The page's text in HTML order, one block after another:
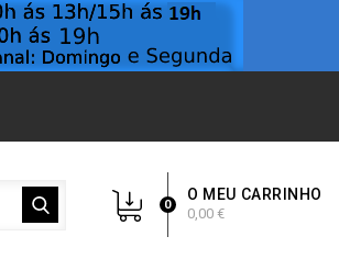
O MEU CARRINHO
0
0,00 €